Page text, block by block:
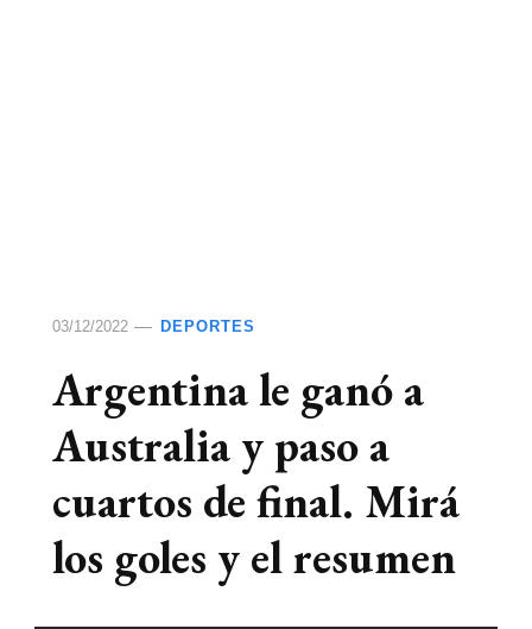
03/12/2022 DEPORTES
Argentina le ganó a
Australia y paso a
cuartos de final. Mirá
los goles y el resumen